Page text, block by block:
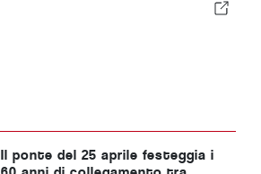
Il ponte del 25 aprile festeggia i